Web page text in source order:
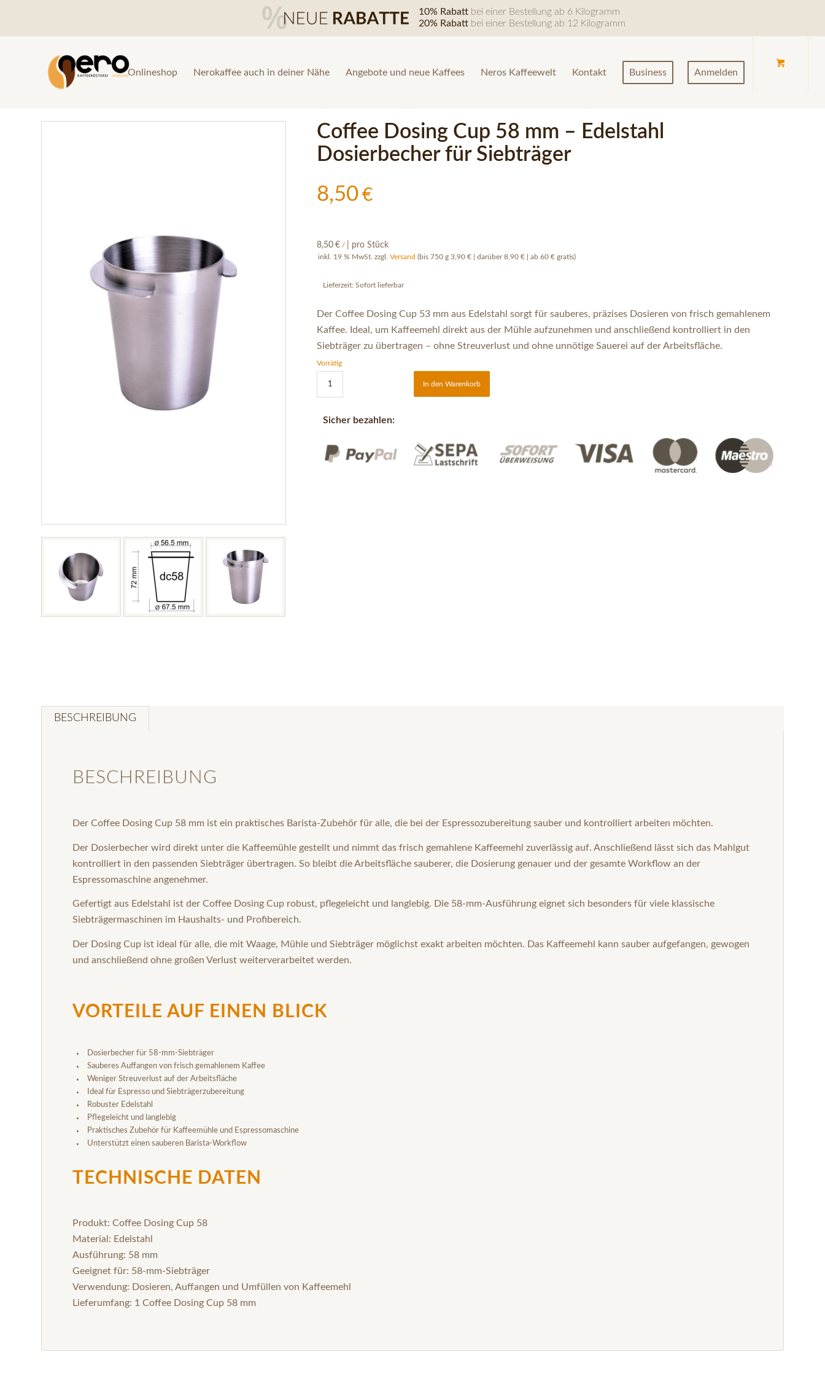
10% Rabattbei einer Bestellung ab 6 Kilogramm
20% Rabattbei einer Bestellung ab 12 Kilogramm
Onlineshop Nerokaffee auch in deiner Nähe Angebote und neue Kaffees Neros Kaffeewelt Kontakt Business Anmelden
Coffee Dosing Cup 58 mm – Edelstahl
Dosierbecher für Siebträger
8,50€
8,50€ / | pro Stück
inkl. 19 % MwSt. zzgl.Versand (bis 750 g 3,90 € | darüber 8,90 € | ab 60 € gratis)
Lieferzeit:Sofort lieferbar
Der Coffee Dosing Cup 53 mm aus Edelstahl sorgt für sauberes, präzises Dosieren von frisch gemahlenem
Kaffee. Ideal, um Kaffeemehl direkt aus der Mühle aufzunehmen und anschließend kontrolliert in den
Siebträger zu übertragen – ohne Streuverlust und ohne unnötige Sauerei auf der Arbeitsfläche.
Vorrätig
In den Warenkorb
Sicher bezahlen:
BESCHREIBUNG
BESCHREIBUNG
Der Coffee Dosing Cup 58 mm ist ein praktisches Barista-Zubehör für alle, die bei der Espressozubereitung sauber und kontrolliert arbeiten möchten.
Der Dosierbecher wird direkt unter die Kaffeemühle gestellt und nimmt das frisch gemahlene Kaffeemehl zuverlässig auf. Anschließend lässt sich das Mahlgut
kontrolliert in den passenden Siebträger übertragen. So bleibt die Arbeitsfläche sauberer, die Dosierung genauer und der gesamte Workflow an der
Espressomaschine angenehmer.
Gefertigt aus Edelstahl ist der Coffee Dosing Cup robust, pflegeleicht und langlebig. Die 58-mm-Ausführung eignet sich besonders für viele klassische
Siebträgermaschinen im Haushalts- und Profibereich.
Der Dosing Cup ist ideal für alle, die mit Waage, Mühle und Siebträger möglichst exakt arbeiten möchten. Das Kaffeemehl kann sauber aufgefangen, gewogen
und anschließend ohne großen Verlust weiterverarbeitet werden.
VORTEILE AUF EINEN BLICK
Dosierbecher für 58-mm-Siebträger
Sauberes Auffangen von frisch gemahlenem Kaffee
Weniger Streuverlust auf der Arbeitsfläche
Ideal für Espresso und Siebträgerzubereitung
Robuster Edelstahl
Pflegeleicht und langlebig
Praktisches Zubehör für Kaffeemühle und Espressomaschine
Unterstützt einen sauberen Barista-Workflow
TECHNISCHE DATEN
Produkt: Coffee Dosing Cup 58
Material: Edelstahl
Ausführung: 58 mm
Geeignet für: 58-mm-Siebträger
Verwendung: Dosieren, Auffangen und Umfüllen von Kaffeemehl
Lieferumfang: 1 Coffee Dosing Cup 58 mm